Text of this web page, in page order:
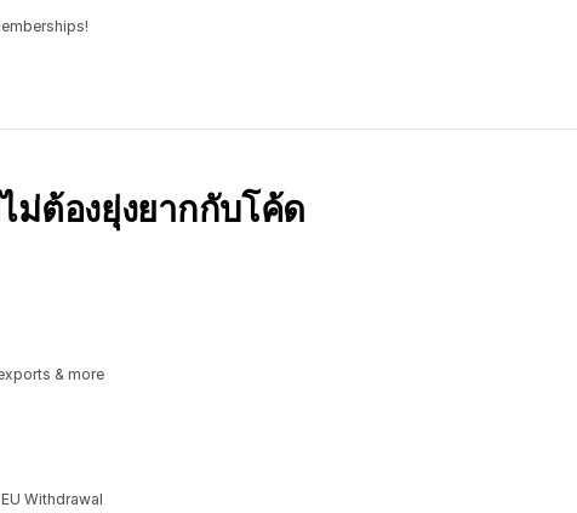
ต้องยุ่งยากกับโค้ด
& more
Withdrawal